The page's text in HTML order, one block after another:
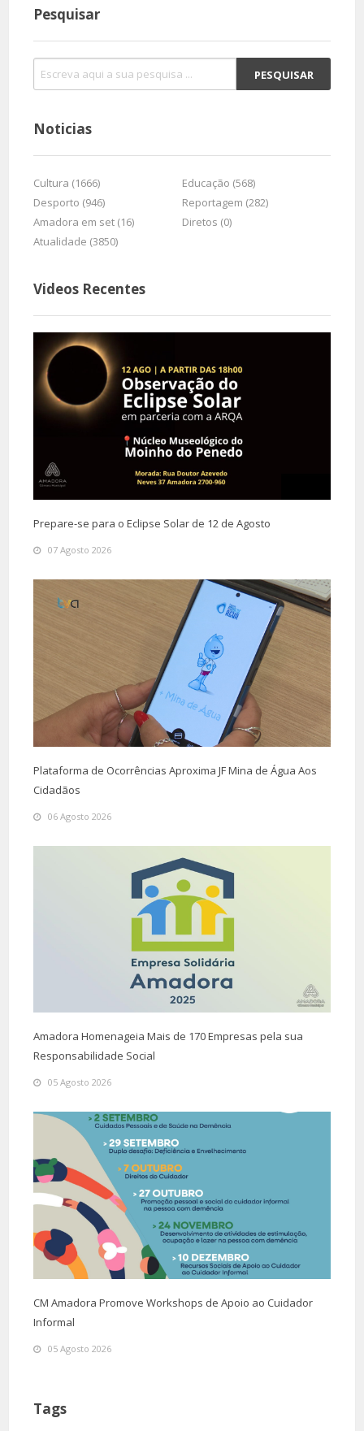
Pesquisar
Noticias
Cultura (1666)
Educação (568)
Desporto (946)
Reportagem (282)
Amadora em set (16)
Diretos (0)
Atualidade (3850)
Videos Recentes
Prepare-se para o Eclipse Solar de 12 de Agosto
07 Agosto 2026
Plataforma de Ocorrências Aproxima JF Mina de Água Aos
Cidadãos
06 Agosto 2026
Amadora Homenageia Mais de 170 Empresas pela sua
Responsabilidade Social
05 Agosto 2026
CM Amadora Promove Workshops de Apoio ao Cuidador
Informal
05 Agosto 2026
Tags